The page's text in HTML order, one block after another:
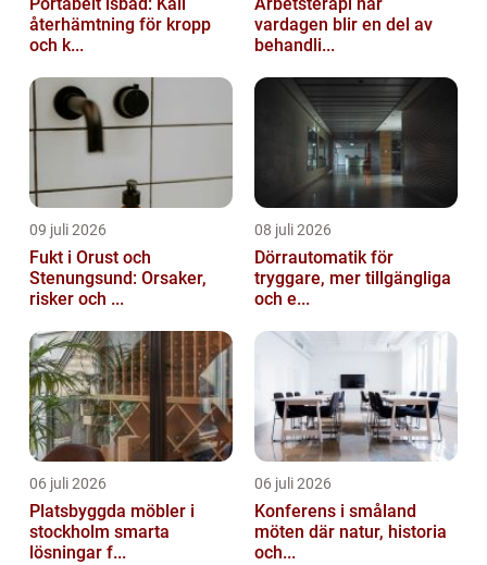
återhämtning för kropp
och k...
vardagen blir en del av
behandli...
09 juli 2026
Fukt i Orust och
Stenungsund: Orsaker,
risker och ...
08 juli 2026
Dörrautomatik för
tryggare, mer tillgängliga
och e...
06 juli 2026
Platsbyggda möbler i
stockholm smarta
lösningar f...
06 juli 2026
Konferens i småland
möten där natur, historia
och...